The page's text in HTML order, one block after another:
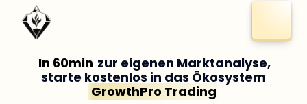
In 60min zur eigenen Marktanalyse,
GrowthPro Trading